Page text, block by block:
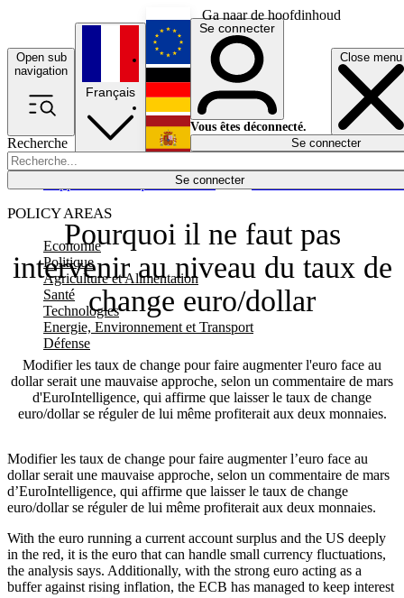
Ga naar de hoofdinhoud
Open sub
navigation
Close menu
Recherche
Se connecter
POLICY AREAS
Economie
Politique
Agriculture et Alimentation
Santé
Technologies
Energie, Environnement et Transport
Défense
Économie
Français
English
Deutsch
Español
Se connecter
Vous êtes déconnecté.
Se connecter
Pourquoi il ne faut pas
intervenir au niveau du taux de
change euro/dollar
Modifier les taux de change pour faire augmenter l'euro face au
dollar serait une mauvaise approche, selon un commentaire de mars
d'EuroIntelligence, qui affirme que laisser le taux de change
euro/dollar se réguler de lui même profiterait aux deux monnaies.
Modifier les taux de change pour faire augmenter l’euro face au
dollar serait une mauvaise approche, selon un commentaire de mars
d’EuroIntelligence, qui affirme que laisser le taux de change
euro/dollar se réguler de lui même profiterait aux deux monnaies.
With the euro running a current account surplus and the US deeply
in the red, it is the euro that can handle small currency fluctuations,
the analysis says. Additionally, with the strong euro acting as a
buffer against rising inflation, the ECB has managed to keep interest